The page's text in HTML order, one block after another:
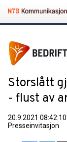
Storslått
- flust av
20.9.2021
Presseinvitasjon